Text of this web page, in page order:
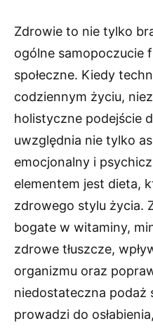
Zdrowie to nie tylko
ogólne samopoczucie
społeczne. Kiedy
codziennym życiu,
holistyczne podejście
uwzględnia nie tylko
emocjonalny i
elementem jest dieta,
zdrowego stylu życia.
bogate w witaminy,
zdrowe tłuszcze,
organizmu oraz
niedostateczna podaż
prowadzi do